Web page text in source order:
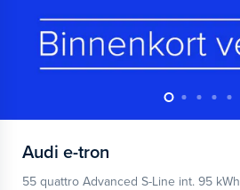
Audi e-tron
55 quattro Advanced S-Line int. 95 kWh